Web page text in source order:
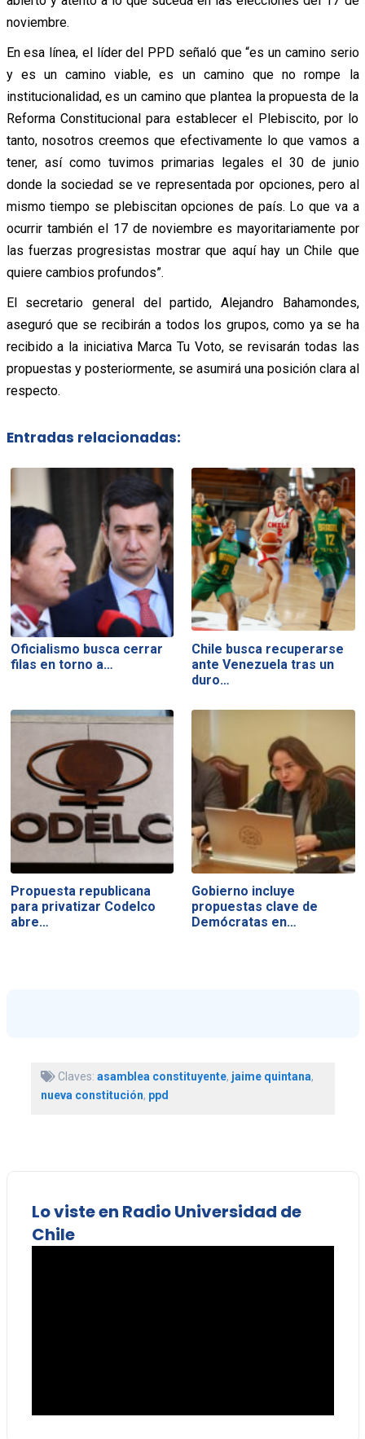
noviembre.
En esa línea, el líder del PPD señaló que “es un camino serio
y es un camino viable, es un camino que no rompe la
institucionalidad, es un camino que plantea la propuesta de la
Reforma Constitucional para establecer el Plebiscito, por lo
tanto, nosotros creemos que efectivamente lo que vamos a
tener, así como tuvimos primarias legales el 30 de junio
donde la sociedad se ve representada por opciones, pero al
mismo tiempo se plebiscitan opciones de país. Lo que va a
ocurrir también el 17 de noviembre es mayoritariamente por
las fuerzas progresistas mostrar que aquí hay un Chile que
quiere cambios profundos”.
El secretario general del partido, Alejandro Bahamondes,
aseguró que se recibirán a todos los grupos, como ya se ha
recibido a la iniciativa Marca Tu Voto, se revisarán todas las
propuestas y posteriormente, se asumirá una posición clara al
respecto.
Entradas relacionadas:
Oficialismo busca cerrar
filas en torno a…
Chile busca recuperarse
ante Venezuela tras un
duro…
Propuesta republicana
para privatizar Codelco
abre…
Gobierno incluye
propuestas clave de
Demócratas en…
Claves: asamblea constituyente, jaime quintana,
nueva constitución, ppd
Lo viste en Radio Universidad de
Chile